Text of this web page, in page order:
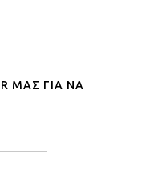
ΜΑΣ ΓΙΑ ΝΑ